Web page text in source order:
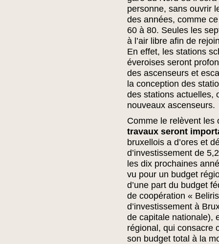
personne, sans ouvrir
des années, comme
60 à 80. Seules les
à l’air libre afin de
En effet, les stations
éveroises seront
des ascenseurs et
la conception des
des stations actuelles,
nouveaux ascenseurs.
Comme le relèvent
travaux seront
bruxellois a d’ores et
d’investissement de
les dix prochaines
vu pour un budget
d’une part du budget
de coopération «
d’investissement à
de capitale nationale),
régional, qui consacre
son budget total à la